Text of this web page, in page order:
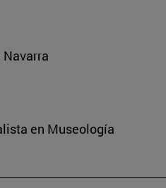
en Museología